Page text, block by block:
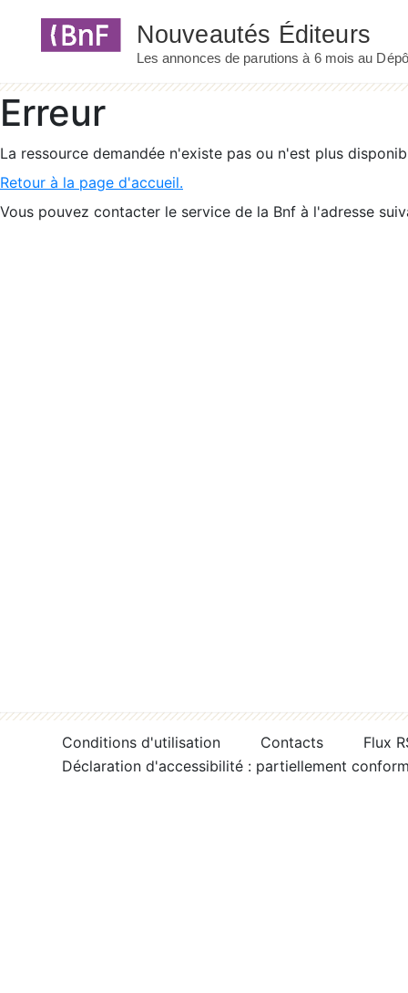
Erreur
La ressource demandée n'existe pas ou n'est plus
Retour à la page d'accueil.
Vous pouvez contacter le service de la Bnf à l'adresse
Conditions d'utilisation Contacts
Flux
Déclaration d'accessibilité : partiellement